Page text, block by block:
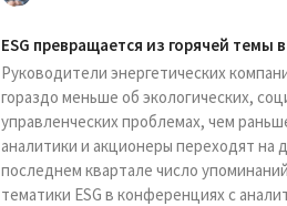
ESG превращается из горячей темы
Руководители энергетических
гораздо меньше об экологических,
управленческих проблемах, чем
аналитики и акционеры переходят на
последнем квартале число
тематики ESG в конференциях с